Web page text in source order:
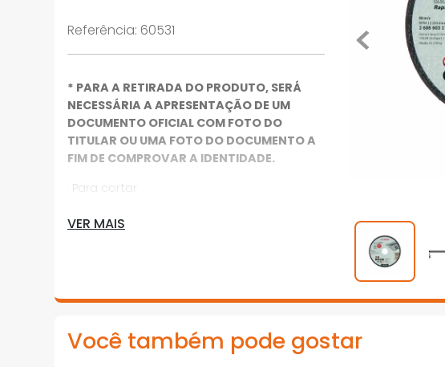
Referência: 60531
* PARA A RETIRADA DO PRODUTO, SERÁ
NECESSÁRIA A APRESENTAÇÃO DE UM
DOCUMENTO OFICIAL COM FOTO DO
TITULAR OU UMA FOTO DO DOCUMENTO A
FIM DE COMPROVAR A IDENTIDADE.
· Para cortar
· Metais ferrosos e não ferrosos, aço
inoxidável
· Fabricado sob normas internacionais
(EN12413) trazendo máxima segurança nas
VER MAIS
Você também pode gostar